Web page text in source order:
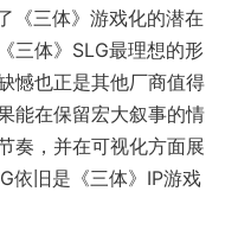
《三体》游戏化的潜在
三体》SLG最理想的形
憾也正是其他厂商值得
在保留宏大叙事的情
奏，并在可视化方面展
依旧是《三体》IP游戏